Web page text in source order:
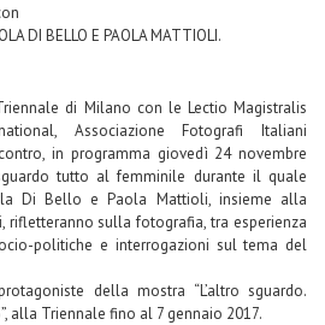
DI BELLO E PAOLA MATTIOLI.
di Milano con le Lectio Magistralis
Associazione Fotografi Italiani
in programma giovedì 24 novembre
tutto al femminile durante il quale
Di Bello e Paola Mattioli, insieme alla
rifletteranno sulla fotografia, tra esperienza
politiche e interrogazioni sul tema del
della mostra “L’altro sguardo.
alla Triennale fino al 7 gennaio 2017.